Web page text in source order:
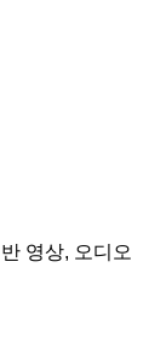
영상, 오디오